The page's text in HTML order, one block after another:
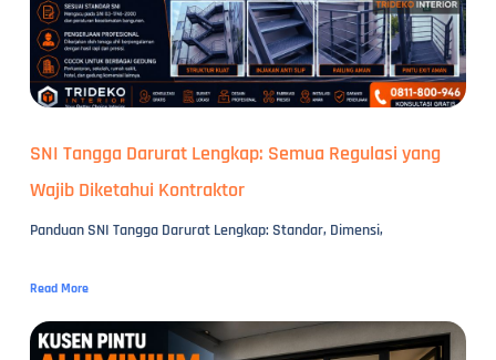
SNI Tangga Darurat Lengkap: Semua Regulasi yang
Wajib Diketahui Kontraktor
Panduan SNI Tangga Darurat Lengkap: Standar, Dimensi,
Read More